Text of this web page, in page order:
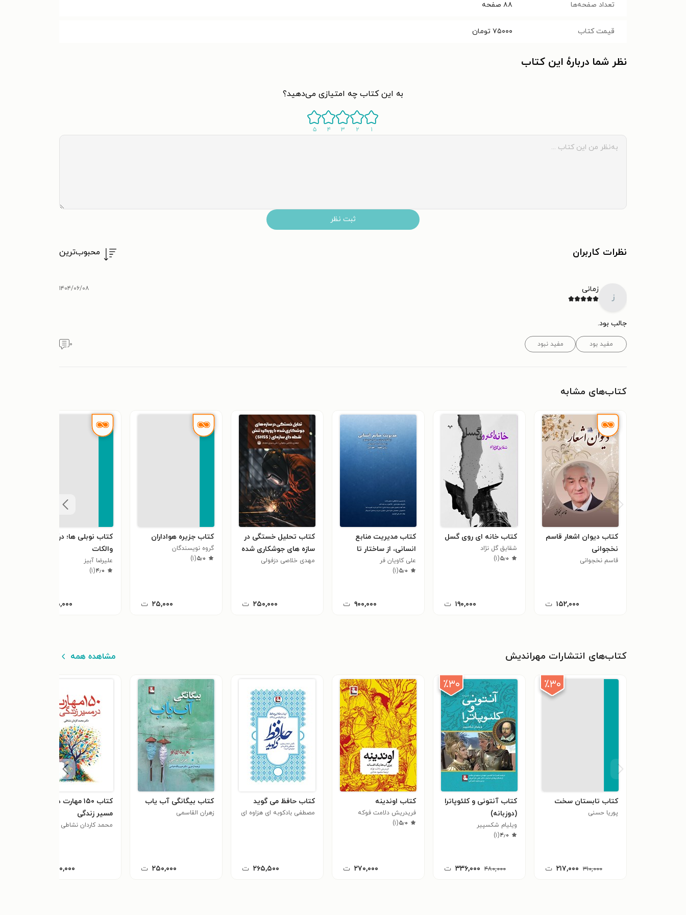
تعداد صفحه‌ها ۸۸ صفحه
قیمت کتاب ۷۵۰۰۰ تومان
نظر شما دربارهٔ این کتاب
به این کتاب چه امتیازی می‌دهید؟
۱ ۲ ۳ ۴ ۵
ثبت نظر
نظرات کاربران محبوب‌ترین
ز
زمانی ۱۴۰۴/۰۶/۰۸
جالب بود.
مفید بود مفید نبود ۰
کتاب‌های مشابه
کتاب دیوان اشعار قاسم
نخجوانی
قاسم نخجوانی
۱۵۲,۰۰۰ ت
کتاب خانه ای روی گسل
شقایق گل نژاد
۵٫۰(۱)
۱۹۰,۰۰۰ ت
کتاب مدیریت منابع
انسانی، از ساختار تا
استراتژی (جلد اول)
علی کاویان فر
۵٫۰(۱)
۹۰۰,۰۰۰ ت
کتاب تحلیل خستگی در
سازه های جوشکاری شده
مهدی خلاصی دزفولی
۲۵۰,۰۰۰ ت
کتاب جزیره هواداران
گروه نویسندگان
۵٫۰(۱)
۲۵,۰۰۰ ت
کتاب نوبلی ها؛ درک
والکات
علیرضا آبیز
۴٫۰(۱)
۴۵,۰۰۰
کتاب‌های انتشارات مهراندیش مشاهده همه
٪۳۰
کتاب تابستان سخت
پوریا حسنی
۳۱۰,۰۰۰ ۲۱۷,۰۰۰ ت
٪۳۰
کتاب آنتونی و کلئوپاترا
(دوزبانه)
ویلیام شکسپیر
۴٫۰(۱)
۴۸۰,۰۰۰ ۳۳۶,۰۰۰ ت
کتاب اوندینه
فریدریش دلامت فوکه
۵٫۰(۱)
۲۷۰,۰۰۰ ت
کتاب حافظ می گوید
مصطفی بادكوبه ای هزاوه ای
۲۶۵,۵۰۰ ت
کتاب بیگانگی آب یاب
زهران القاسمی
۲۵۰,۰۰۰ ت
کتاب ۱۵۰ مهارت در
مسیر زندگی
محمد کاردان نشاطی
۳۲۰,۰۰۰